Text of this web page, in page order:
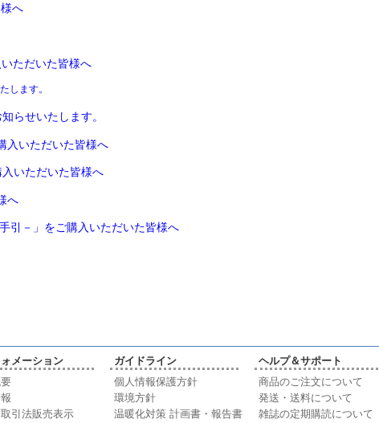
へ
ただいた皆様へ
します。
らせいたします。
入いただいた皆様へ
いただいた皆様へ
へ
引－」をご購入いただいた皆様へ
メーション
引法販売表示
ガイドライン
個人情報保護方針
環境方針
温暖化対策 計画書・報告書
ヘルプ＆サポート
商品のご注文について
発送・送料について
雑誌の定期購読について